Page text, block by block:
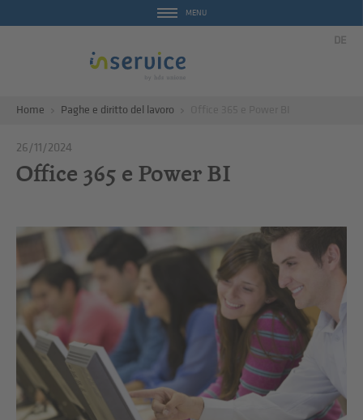
MENU
DE
Home Paghe e diritto del lavoro
26/11/2024
Office 365 e Power BI